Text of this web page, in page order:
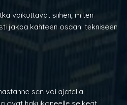
vaikuttavat siihen, miten
jakaa kahteen osaan: tekniseen
sen voi ajatella